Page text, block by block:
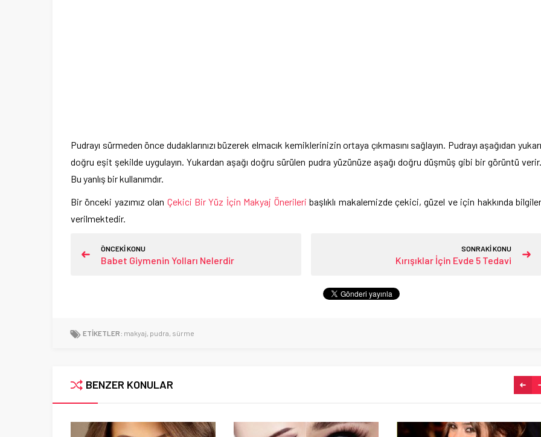
Pudrayı sürmeden önce dudaklarınızı büzerek elmacık kemiklerinizin ortaya çıkmasını sağlayın. Pudrayı aşağıdan yukarı
doğru eşit şekilde uygulayın. Yukardan aşağı doğru sürülen pudra yüzünüze aşağı doğru düşmüş gibi bir görüntü verir.
Bu yanlış bir kullanımdır.
Bir önceki yazımız olan Çekici Bir Yüz İçin Makyaj Önerileri başlıklı makalemizde çekici, güzel ve için hakkında
verilmektedir.
ÖNCEKİ KONU
Babet Giymenin Yolları Nelerdir
SONRAKİ KONU
Kırışıklar İçin Evde 5 Tedavi
ETİKETLER: makyaj, pudra, sürme
BENZER KONULAR